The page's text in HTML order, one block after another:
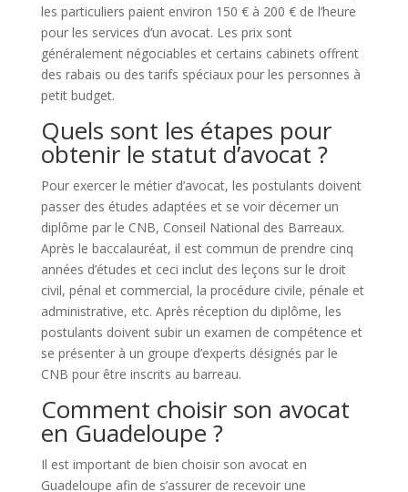
les particuliers paient environ 150 € à 200 € de l’heure
pour les services d’un avocat. Les prix sont
généralement négociables et certains cabinets offrent
des rabais ou des tarifs spéciaux pour les personnes à
petit budget.
Quels sont les étapes pour
obtenir le statut d’avocat ?
Pour exercer le métier d’avocat, les postulants doivent
passer des études adaptées et se voir décerner un
diplôme par le CNB, Conseil National des Barreaux.
Après le baccalauréat, il est commun de prendre cinq
années d’études et ceci inclut des leçons sur le droit
civil, pénal et commercial, la procédure civile, pénale et
administrative, etc. Après réception du diplôme, les
postulants doivent subir un examen de compétence et
se présenter à un groupe d’experts désignés par le
CNB pour être inscrits au barreau.
Comment choisir son avocat
en Guadeloupe ?
Il est important de bien choisir son avocat en
Guadeloupe afin de s’assurer de recevoir une